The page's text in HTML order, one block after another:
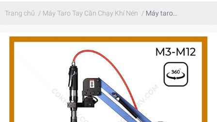
Trang chủ / Máy Taro Tay Cần Chạy Khí Nén / Máy taro...